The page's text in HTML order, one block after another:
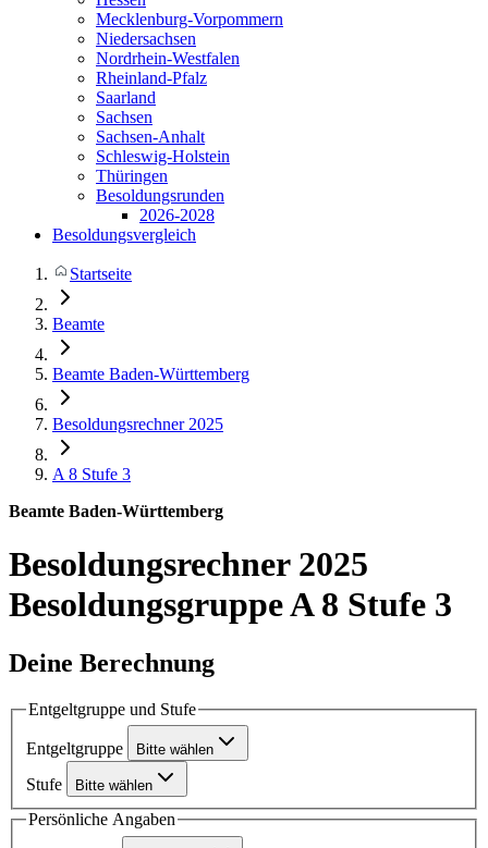
Mecklenburg-Vorpommern
Niedersachsen
Nordrhein-Westfalen
Rheinland-Pfalz
Saarland
Sachsen
Sachsen-Anhalt
Schleswig-Holstein
Thüringen
Besoldungsrunden
2026-2028
Besoldungsvergleich
Startseite
Beamte
Beamte Baden-Württemberg
Besoldungsrechner 2025
A 8 Stufe 3
Beamte Baden-Württemberg
Besoldungsrechner 2025
Besoldungsgruppe A 8 Stufe 3
Deine Berechnung
Entgeltgruppe und Stufe
Entgeltgruppe Bitte wählen
Stufe Bitte wählen
Persönliche Angaben